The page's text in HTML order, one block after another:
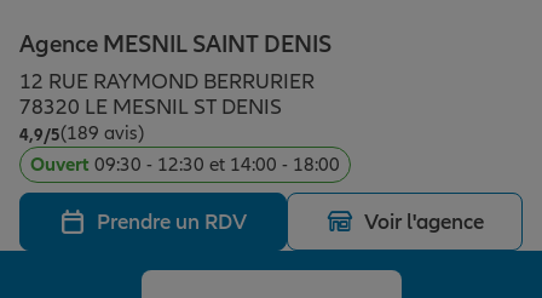
Assurance animal de compagnie
Protection juridique
Plan épargne retraite
Assurance vie
Placements financiers
Vos projets
Partir en vacances
Déménager
Conseil assurance
Agence MESNIL SAINT DENIS
12 RUE RAYMOND BERRURIER
78320 LE MESNIL ST DENIS
4,9/5Note de 4.9 sur 5
(189 avis)
Ouvert 09:30 - 12:30 et 14:00 - 18:00
Prendre un RDV Voir l'agence